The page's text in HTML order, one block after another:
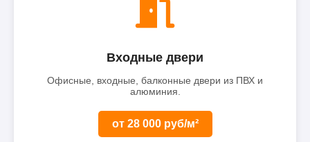
Входные двери
Офисные, входные, балконные двери из ПВХ и
алюминия.
от 28 000 руб/м²